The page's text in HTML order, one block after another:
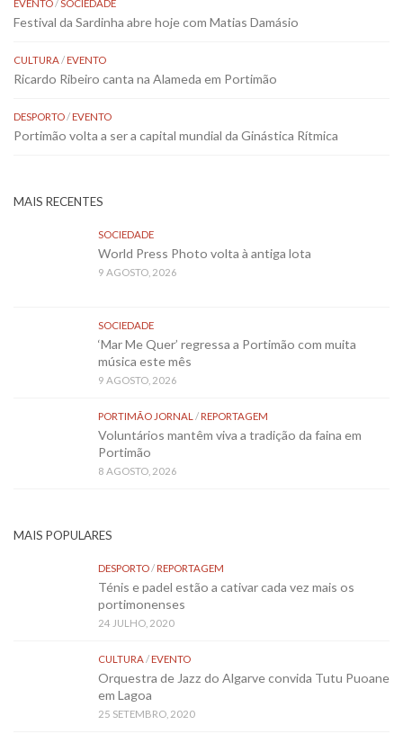
EVENTO/SOCIEDADE
Festival da Sardinha abre hoje com Matias Damásio
CULTURA/EVENTO
Ricardo Ribeiro canta na Alameda em Portimão
DESPORTO/EVENTO
Portimão volta a ser a capital mundial da Ginástica Rítmica
MAIS RECENTES
SOCIEDADE
World Press Photo volta à antiga lota
9 AGOSTO, 2026
SOCIEDADE
‘Mar Me Quer’ regressa a Portimão com muita
música este mês
9 AGOSTO, 2026
PORTIMÃO JORNAL /REPORTAGEM
Voluntários mantêm viva a tradição da faina em
Portimão
8 AGOSTO, 2026
MAIS POPULARES
DESPORTO/REPORTAGEM
Ténis e padel estão a cativar cada vez mais os
portimonenses
24 JULHO, 2020
CULTURA/EVENTO
Orquestra de Jazz do Algarve convida Tutu Puoane
em Lagoa
25 SETEMBRO, 2020